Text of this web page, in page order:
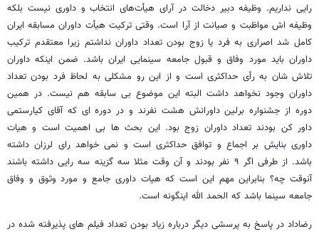
رایی نداریم. وظیفه دبیر دخالت در آرای هیأت‌های انتخاب و داوری نیست بلکه
وظیفه اش مواظبت و صیانت از آرا است. وقتی ترکیت هیأت داوران مسابقه ایران
کامل شد اصراری به فرد یا زوج بودن تعداد داوران نداشتم زیرا معتقدم ترکیب
داوران باید مورد وفاق و قبول جامعه سینمایی ایران باشد. ضمن اینکه داوران
تلاش شان به رأی حداکثری است و از این رو مشکلی به لحاظ فرد بودن تعداد
داوران وجود نخواهد داشت البته این موضوع بی سابقه هم نیست. در همین
دوره از جشنواره برلین داورانش هشت نفرند و در دوره ای که آقای کیارستمی
داور کن بودند تعداد داوران زوج بود. این بحث ها بی اهمیت است و هیات
داوری بنایش بر اجماع و توافق حداکثری است و نمی خواهد رای لرزان داشته
باشد. از طرفی اگر ۹ نفر بودند و آن وقت مثلا سه گزینه سه رایی داشته باشند
آنوقت چه؟ بنابراین مهم این است که هیات داوری جامع و مورد وثوق و وفاق
جامعه سینما باشد که الحمد الله اینگونه است.
رضاداد در پاسخ به پرسشی دیگر درباره زیاد بودن تعداد فیلم های پذیرفته شده در